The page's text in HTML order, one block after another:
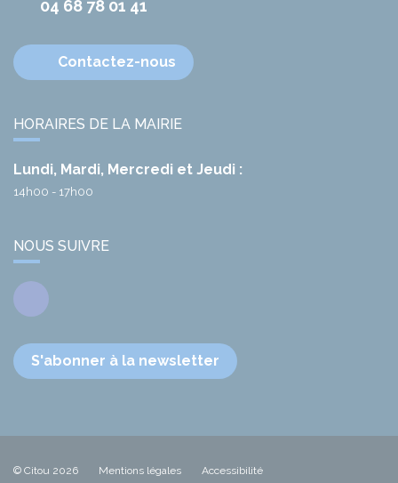
04 68 78 01 41
Contactez-nous
HORAIRES DE LA MAIRIE
Lundi, Mardi, Mercredi et Jeudi :
14h00 - 17h00
NOUS SUIVRE
Facebook
S'abonner à la newsletter
© Citou 2026 Mentions légales Accessibilité